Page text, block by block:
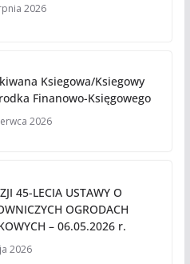
2026
Ksiegowa/Ksiegowy
Finanowo-Księgowego
2026
45-LECIA USTAWY O
OGRODACH
– 06.05.2026 r.
2026